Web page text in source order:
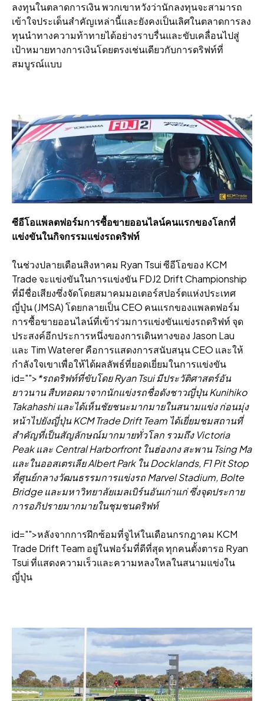
ลงทุนในตลาดการเงิน พวกเขาหวังว่านักลงทุนจะสามารถ
เข้าใจประเด็นสําคัญเหล่านี้และยังคงเป็นเลิศในตลาดการลง
ทุนนําทางความท้าทายได้อย่างราบรื่นและขับเคลื่อนไปสู่
เป้าหมายทางการเงินโดยตรงเช่นเดียวกับการดริฟท์ที่
สมบูรณ์แบบ
ซีอีโอแพลตฟอร์มการซื้อขายออนไลน์คนแรกของโลกที่
แข่งขันในกิจกรรมแข่งรถดริฟท์
ในช่วงปลายเดือนสิงหาคม Ryan Tsui ซีอีโอของ KCM
Trade จะแข่งขันในการแข่งขัน FDJ2 Drift Championship
ที่มีชื่อเสียงซึ่งจัดโดยสมาคมมอเตอร์สปอร์ตแห่งประเทศ
ญี่ปุ่น (JMSA) โดยกลายเป็น CEO คนแรกของแพลตฟอร์ม
การซื้อขายออนไลน์ที่เข้าร่วมการแข่งขันแข่งรถดริฟท์ จุด
ประสงค์อีกประการหนึ่งของการเดินทางของ Jason Lau
และ Tim Waterer คือการแสดงการสนับสนุน CEO และให้
กําลังใจเขาเพื่อให้ได้ผลลัพธ์ที่ยอดเยี่ยมในการแข่งขัน
id="">*รถดริฟท์ที่ขับโดย Ryan Tsui มีประวัติศาสตร์อัน
ยาวนาน สืบทอดมาจากนักแข่งรถชื่อดังชาวญี่ปุ่น Kunihiko
Takahashi และได้เห็นชัยชนะมากมายในสนามแข่ง ก่อนมุ่ง
หน้าไปยังญี่ปุ่น KCM Trade Drift Team ได้เยี่ยมชมสถานที่
สําคัญที่เป็นสัญลักษณ์มากมายทั่วโลก รวมถึง Victoria
Peak และ Central Harborfront ในฮ่องกง สะพาน Tsing Ma
และในออสเตรเลีย Albert Park ใน Docklands, F1 Pit Stop
ที่ศูนย์กลางวัฒนธรรมการแข่งรถ Marvel Stadium, Bolte
Bridge และมหาวิทยาลัยเมลเบิร์นอันเก่าแก่ ซึ่งจุดประกาย
การอภิปรายมากมายในชุมชนดริฟท์
id="">หลังจากการฝึกซ้อมที่จูไห่ในเดือนกรกฎาคม KCM
Trade Drift Team อยู่ในฟอร์มที่ดีที่สุด ทุกคนตั้งตารอ Ryan
Tsui ที่แสดงความเร็วและความหลงใหลในสนามแข่งใน
ญี่ปุ่น